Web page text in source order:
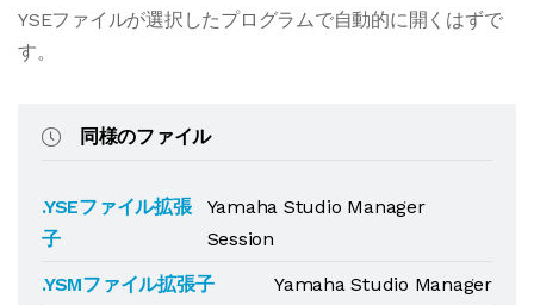
YSEファイルが選択したプログラムで自動的に開くはずで
す。
同様のファイル
.YSEファイル拡張
子
Yamaha Studio Manager
Session
.YSMファイル拡張子
Yamaha Studio Manager